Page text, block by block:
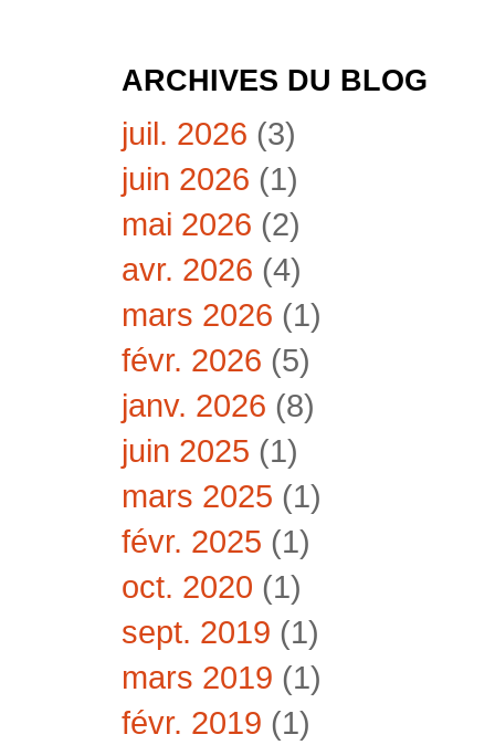
ARCHIVES DU BLOG
juil. 2026 (3)
juin 2026 (1)
mai 2026 (2)
avr. 2026 (4)
mars 2026 (1)
févr. 2026 (5)
janv. 2026 (8)
juin 2025 (1)
mars 2025 (1)
févr. 2025 (1)
oct. 2020 (1)
sept. 2019 (1)
mars 2019 (1)
févr. 2019 (1)